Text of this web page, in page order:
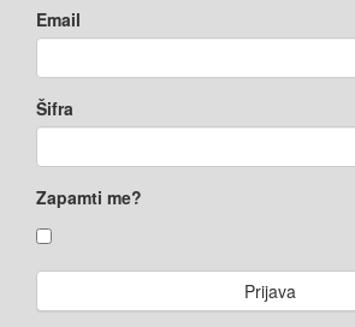
Email
Šifra
Zapamti me?